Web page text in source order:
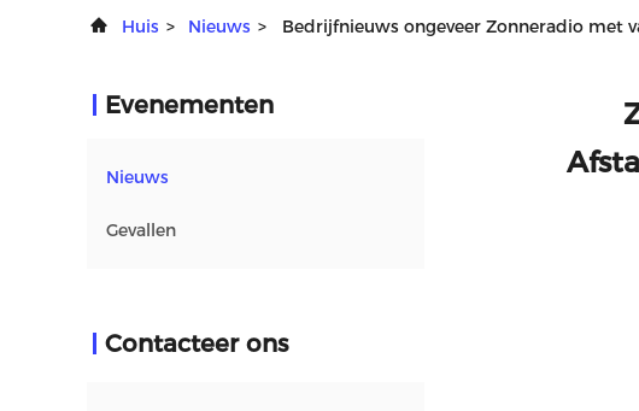
Huis > Nieuws > Bedrijfnieuws ongeveer Zonneradio met
Evenementen
Nieuws
Gevallen
Contacteer ons